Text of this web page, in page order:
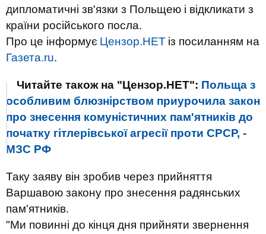
дипломатичні зв'язки з Польщею і відкликати з
країни російського посла.
Про це інформує Цензор.НЕТ із посиланням на
Газета.ru.
Читайте також на "Цензор.НЕТ": Польща з
особливим блюзнірством приурочила закон
про знесення комуністичних пам'ятників до
початку гітлерівської агресії проти СРСР, -
МЗС РФ
Таку заяву він зробив через прийняття
Варшавою закону про знесення радянських
пам'ятників.
"Ми повинні до кінця дня прийняти звернення